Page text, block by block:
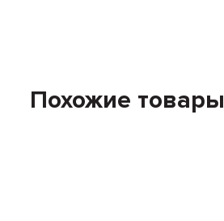
Похожие товары